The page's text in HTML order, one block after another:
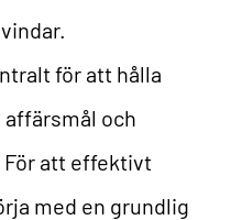
för att hålla
affärsmål och
För att effektivt
med en grundlig